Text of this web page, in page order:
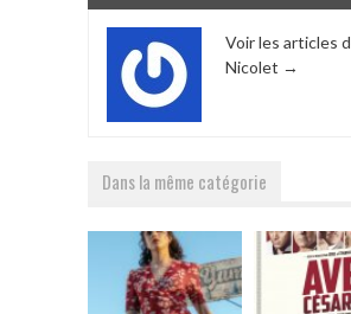
Voir les articles
Nicolet →
Dans la même catégorie